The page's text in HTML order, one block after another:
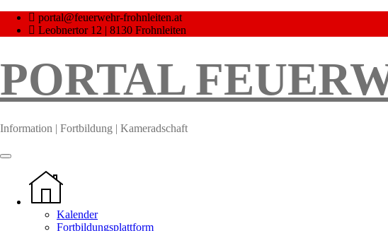
Skip
portal@feuerwehr-frohnleiten.at
Leobnertor 12 | 8130 Frohnleiten
PORTAL
Information | Fortbildung | Kameradschaft
Kalender
Fortbildungsplattform